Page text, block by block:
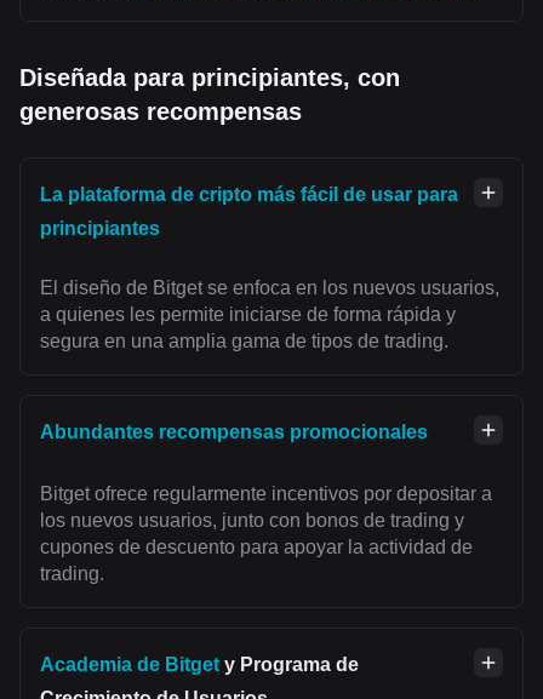
Diseñada para principiantes, con
generosas recompensas
La plataforma de cripto más fácil de usar para
principiantes
El diseño de Bitget se enfoca en los nuevos usuarios,
a quienes les permite iniciarse de forma rápida y
segura en una amplia gama de tipos de trading.
Abundantes recompensas promocionales
Bitget ofrece regularmente incentivos por depositar a
los nuevos usuarios, junto con bonos de trading y
cupones de descuento para apoyar la actividad de
trading.
Academia de Bitget y Programa de